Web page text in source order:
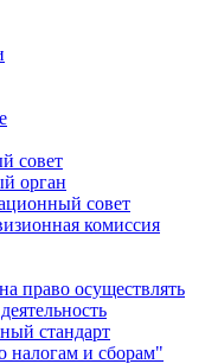
совет
орган
совет
комиссия
право осуществлять
стандарт
налогам и сборам"